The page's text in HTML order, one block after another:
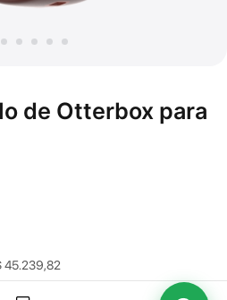
de Otterbox para
45.239,82